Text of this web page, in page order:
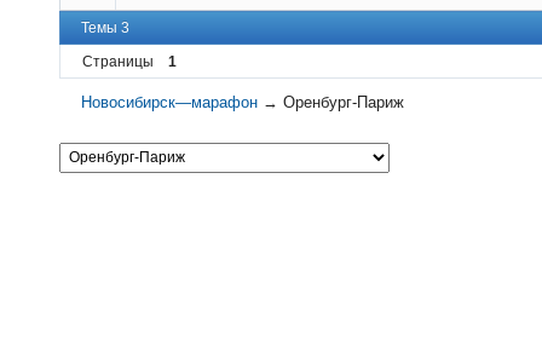
Темы 3
Страницы
1
Новосибирск—марафон →Оренбург-Париж